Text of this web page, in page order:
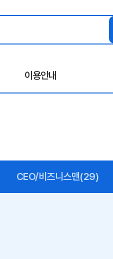
이용안내
CEO/비즈니스맨(29)